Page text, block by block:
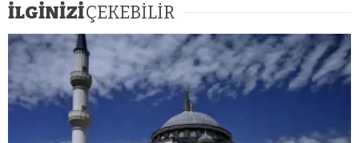
İLGİNİZİÇEKEBİLİR